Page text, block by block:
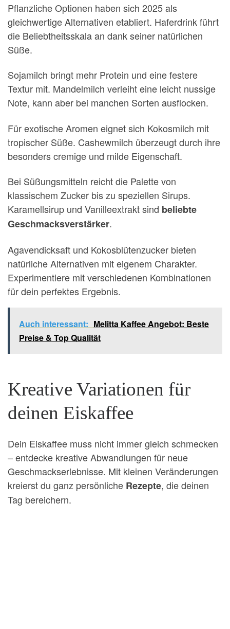
Pflanzliche Optionen haben sich 2025 als
gleichwertige Alternativen etabliert. Haferdrink führt
die Beliebtheitsskala an dank seiner natürlichen
Süße.
Sojamilch bringt mehr Protein und eine festere
Textur mit. Mandelmilch verleiht eine leicht nussige
Note, kann aber bei manchen Sorten ausflocken.
Für exotische Aromen eignet sich Kokosmilch mit
tropischer Süße. Cashewmilch überzeugt durch ihre
besonders cremige und milde Eigenschaft.
Bei Süßungsmitteln reicht die Palette von
klassischem Zucker bis zu speziellen Sirups.
Karamellsirup und Vanilleextrakt sind beliebte
Geschmacksverstärker.
Agavendicksaft und Kokosblütenzucker bieten
natürliche Alternativen mit eigenem Charakter.
Experimentiere mit verschiedenen Kombinationen
für dein perfektes Ergebnis.
Auch interessant: Melitta Kaffee Angebot: Beste
Preise & Top Qualität
Kreative Variationen für
deinen Eiskaffee
Dein Eiskaffee muss nicht immer gleich schmecken
– entdecke kreative Abwandlungen für neue
Geschmackserlebnisse. Mit kleinen Veränderungen
kreierst du ganz persönliche Rezepte, die deinen
Tag bereichern.